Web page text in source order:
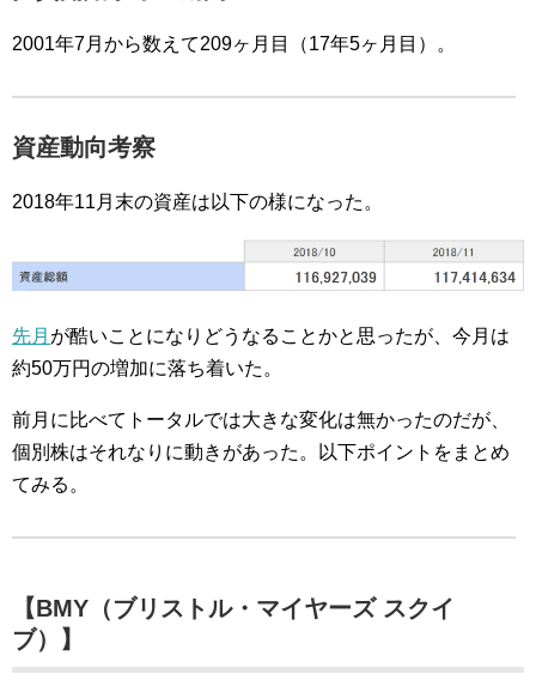
2001年7月から数えて209ヶ月目（17年5ヶ月目）。
資産動向考察
2018年11月末の資産は以下の様になった。
先月 が酷いことになりどうなることかと思ったが、今月は
約50万円の増加に落ち着いた。
前月に比べてトータルでは大きな変化は無かったのだが、
個別株はそれなりに動きがあった。以下ポイントをまとめ
てみる。
【BMY（ブリストル・マイヤーズ スクイ
ブ）】